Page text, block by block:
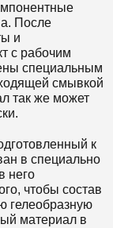
После
и
с рабочим
специальным
смывкой
так же может
к
в специально
него
чтобы состав
гелеобразную
материал в